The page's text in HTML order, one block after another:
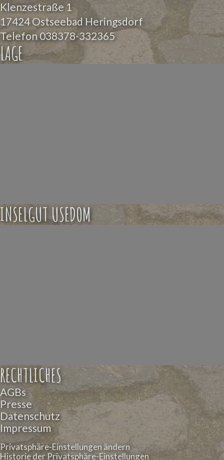
Klenzestraße 1
17424 Ostseebad Heringsdorf
Telefon038378-332365
LAGE
INSELGUT USEDOM
RECHTLICHES
AGBs
Presse
Datenschutz
Impressum
Privatsphäre-Einstellungen ändern
Historie der Privatsphäre-Einstellungen